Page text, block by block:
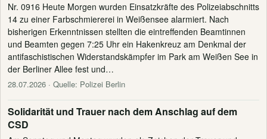
Nr. 0916 Heute Morgen wurden Einsatzkräfte des Polizeiabschnitts
14 zu einer Farbschmiererei in Weißensee alarmiert. Nach
bisherigen Erkenntnissen stellten die eintreffenden Beamtinnen
und Beamten gegen 7:25 Uhr ein Hakenkreuz am Denkmal der
antifaschistischen Widerstandskämpfer im Park am Weißen See in
der Berliner Allee fest und…
28.07.2026 · Quelle: Polizei Berlin
Solidarität und Trauer nach dem Anschlag auf dem
CSD